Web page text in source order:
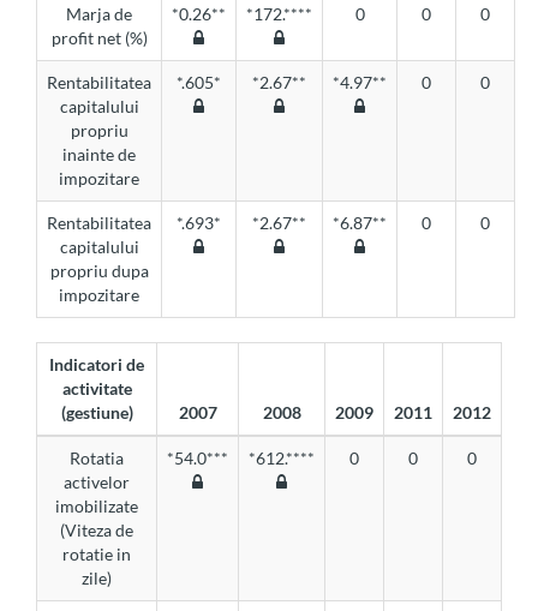
Marja de
profit net (%)
*0.26** *172.**** 0 0 0
Rentabilitatea
capitalului
propriu
inainte de
impozitare
*.605* *2.67** *4.97** 0 0
Rentabilitatea
capitalului
propriu dupa
impozitare
*.693* *2.67** *6.87** 0 0
Indicatori de
activitate
(gestiune)
2007 2008 2009 2011 2012
Rotatia
activelor
imobilizate
(Viteza de
rotatie in
zile)
*54.0*** *612.**** 0 0 0